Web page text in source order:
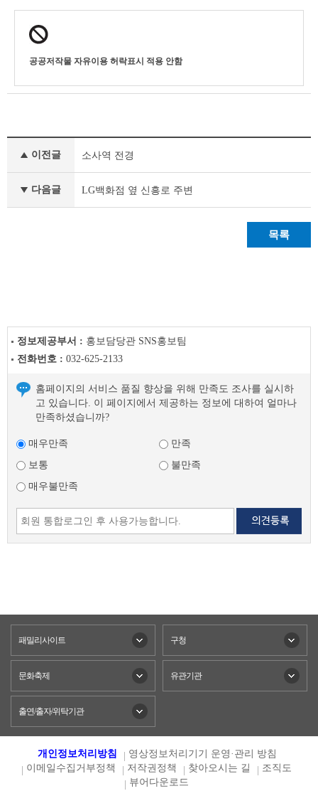
공공저작물 자유이용 허락표시 적용 안함
갤
이전글 소사역 전경
다음글 LG백화점 옆 신흥로 주변
목록
정보제공부서 : 홍보담당관 SNS홍보팀
전화번호 : 032-625-2133
홈페이지의 서비스 품질 향상을 위해 만족도 조사를 실시하
고 있습니다. 이 페이지에서 제공하는 정보에 대하여 얼마나
만족하셨습니까?
매우만족
만족
보통
불만족
매우불만족
패밀리사이트 구청
문화축제 유관기관
출연/출자/위탁기관
개인정보처리방침
영상정보처리기기 운영·관리 방침
이메일수집거부정책
저작권정책 찾아오시는 길
조직도
뷰어다운로드